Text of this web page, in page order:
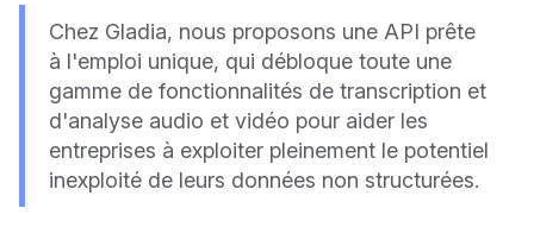
Chez Gladia, nous proposons une API prête
à l'emploi unique, qui débloque toute une
gamme de fonctionnalités de transcription et
d'analyse audio et vidéo pour aider les
entreprises à exploiter pleinement le potentiel
inexploité de leurs données non structurées.